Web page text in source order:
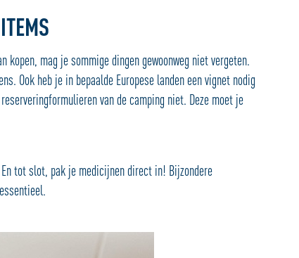
kopen, mag je sommige dingen gewoonweg niet vergeten.
Ook heb je in bepaalde Europese landen een vignet nodig
van de camping niet. Deze moet je
tot slot, pak je medicijnen direct in! Bijzondere